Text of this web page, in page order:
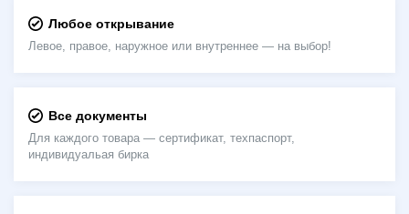
Любое открывание
Левое, правое, наружное или внутреннее — на выбор!
Все документы
Для каждого товара — сертификат, техпаспорт,
индивидуальая бирка